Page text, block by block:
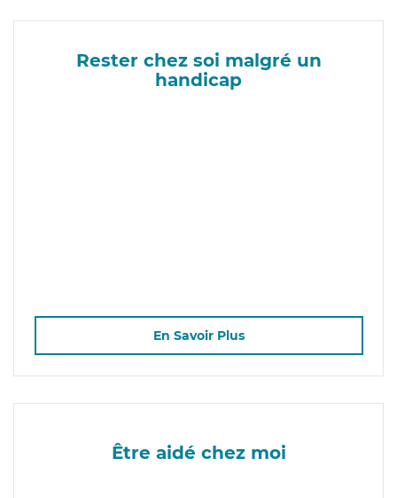
Rester chez soi malgré un
handicap
En Savoir Plus
Être aidé chez moi